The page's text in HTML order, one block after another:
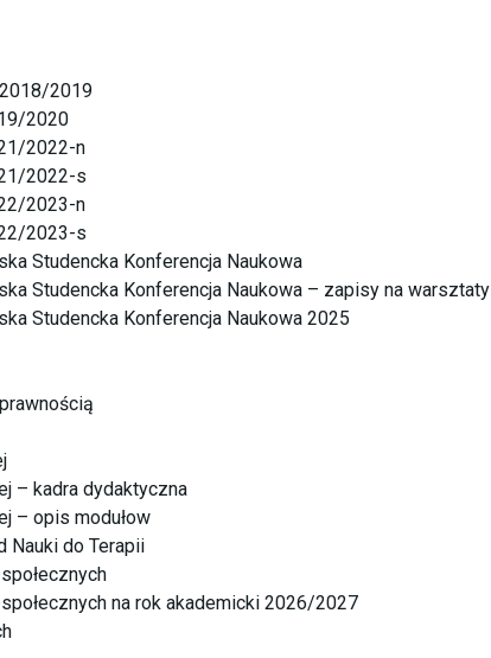
2019
2020
2022-n
2022-s
2023-n
2023-s
Studencka Konferencja Naukowa
Studencka Konferencja Naukowa – zapisy na warsztaty
Studencka Konferencja Naukowa 2025
– kadra dydaktyczna
– opis modułow
Nauki do Terapii
na rok akademicki 2026/2027